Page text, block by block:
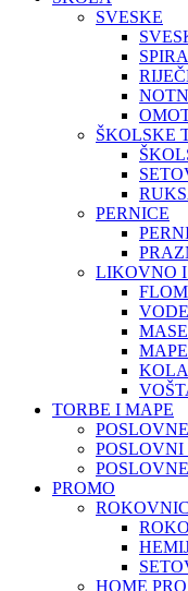
SVESKE
ŠKOLSKE
PERNICE
LIKOVNO I
TORBE I MAPE
PROMO
HOME PRO